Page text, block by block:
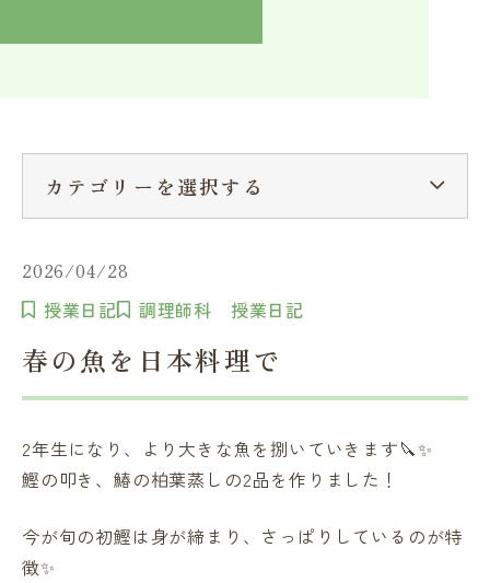
卒業生の方へ在学生へ一般の方へ（教室・講習会）
2026/04/28
授業日記 調理師科 授業日記
春の魚を日本料理で
2年生になり、より大きな魚を捌いていきます🔪✨
鰹の叩き、鰆の柏葉蒸しの2品を作りました！
今が旬の初鰹は身が締まり、さっぱりしているのが特
徴✨
カテゴリーを選択する